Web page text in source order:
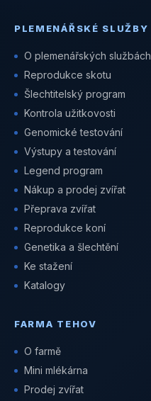
PLEMENÁŘSKÉ SLUŽBY
O plemenářských službách
Reprodukce skotu
Šlechtitelský program
Kontrola užitkovosti
Genomické testování
Výstupy a testování
Legend program
Nákup a prodej zvířat
Přeprava zvířat
Reprodukce koní
Genetika a šlechtění
Ke stažení
Katalogy
FARMA TEHOV
O farmě
Mini mlékárna
Prodej zvířat